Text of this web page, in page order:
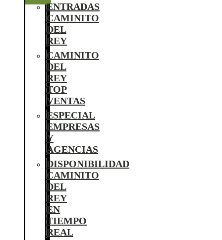
ENTRADAS
CAMINITO
DEL
REY
CAMINITO
DEL
REY
TOP
VENTAS
ESPECIAL
EMPRESAS
Y
AGENCIAS
DISPONIBILIDAD
CAMINITO
DEL
REY
EN
TIEMPO
REAL